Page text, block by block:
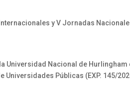
y V Jornadas
Universidad Nacional de Hurlingham
Públicas (EXP. 145/